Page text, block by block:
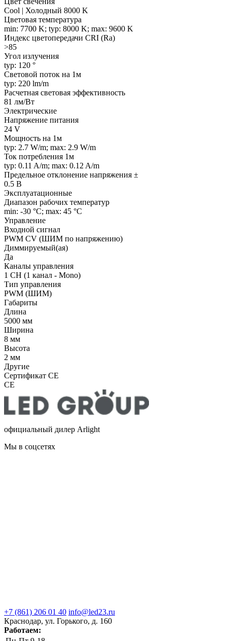
Cool | Холодный 8000 K
Цветовая температура
min: 7700 K; typ: 8000 K; max: 9600 K
Индекс цветопередачи CRI (Ra)
>85
Угол излучения
typ: 120 °
Световой поток на 1м
typ: 220 lm/m
Расчетная световая эффективность
81 лм/Вт
Электрические
Напряжение питания
24 V
Мощность на 1м
typ: 2.7 W/m; max: 2.9 W/m
Ток потребления 1м
typ: 0.11 A/m; max: 0.12 A/m
Предельное отклонение напряжения ±
0.5 В
Эксплуатационные
Диапазон рабочих температур
min: -30 °C; max: 45 °C
Управление
Входной сигнал
PWM СV (ШИМ по напряжению)
Диммируемый(ая)
Да
Каналы управления
1 CH (1 канал - Mono)
Тип управления
PWM (ШИМ)
Габариты
Длина
5000 мм
Ширина
8 мм
Высота
2 мм
Другие
Сертификат CE
CE
официальный дилер Arlight
Мы в соцсетях
+7 (861) 206 01 40 info@led23.ru
Краснодар, ул. Горького, д. 160
Работаем: